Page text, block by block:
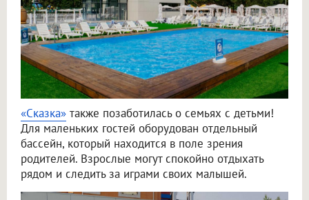
«Сказка» также позаботилась о семьях с детьми!
Для маленьких гостей оборудован отдельный
бассейн, который находится в поле зрения
родителей. Взрослые могут спокойно отдыхать
рядом и следить за играми своих малышей.